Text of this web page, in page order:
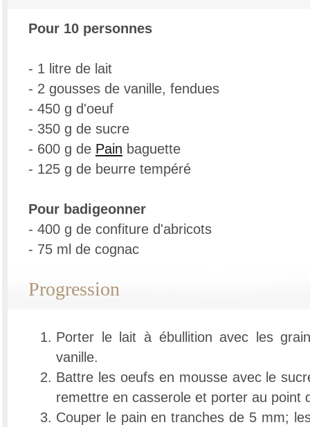
Pour 10 personnes
- 1 litre de lait
- 2 gousses de vanille, fendues
- 450 g d'oeuf
- 350 g de sucre
- 600 g de Pain baguette
- 125 g de beurre tempéré
Pour badigeonner
- 400 g de confiture d'abricots
- 75 ml de cognac
Progression
Porter le lait à ébullition avec les
vanille.
Battre les oeufs en mousse avec le
remettre en casserole et porter au point
Couper le pain en tranches de 5 mm;